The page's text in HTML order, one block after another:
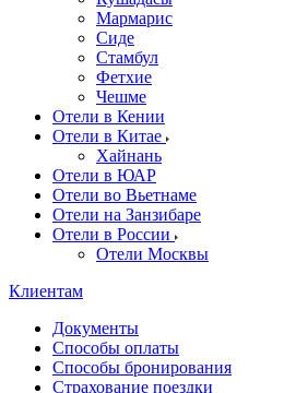
Мармарис
Сиде
Стамбул
Фетхие
Чешме
Отели в Кении
Отели в Китае
Хайнань
Отели в ЮАР
Отели во Вьетнаме
Отели на Занзибаре
Отели в России
Отели Москвы
Клиентам
Документы
Способы оплаты
Способы бронирования
Страхование поездки